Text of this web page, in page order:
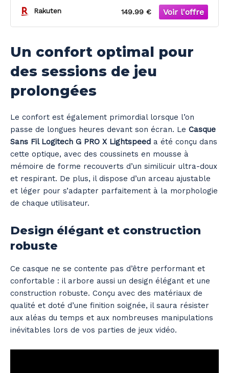
Rakuten 149.99 €
Un confort optimal pour
des sessions de jeu
prolongées
Le confort est également primordial lorsque l’on
passe de longues heures devant son écran. Le Casque
Sans Fil Logitech G PRO X Lightspeed a été conçu dans
cette optique, avec des coussinets en mousse à
mémoire de forme recouverts d’un similicuir ultra-doux
et respirant. De plus, il dispose d’un arceau ajustable
et léger pour s’adapter parfaitement à la morphologie
de chaque utilisateur.
Design élégant et construction
robuste
Ce casque ne se contente pas d’être performant et
confortable : il arbore aussi un design élégant et une
construction robuste. Conçu avec des matériaux de
qualité et doté d’une finition soignée, il saura résister
aux aléas du temps et aux nombreuses manipulations
inévitables lors de vos parties de jeux vidéo.